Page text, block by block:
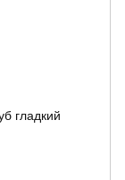
гладкий